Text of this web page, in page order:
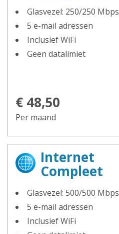
Glasvezel: 250/250 Mbps
5 e-mail adressen
Inclusief WiFi
Geen datalimiet
€ 48,50
Per maand
Internet
Compleet
Glasvezel: 500/500 Mbps
5 e-mail adressen
Inclusief WiFi